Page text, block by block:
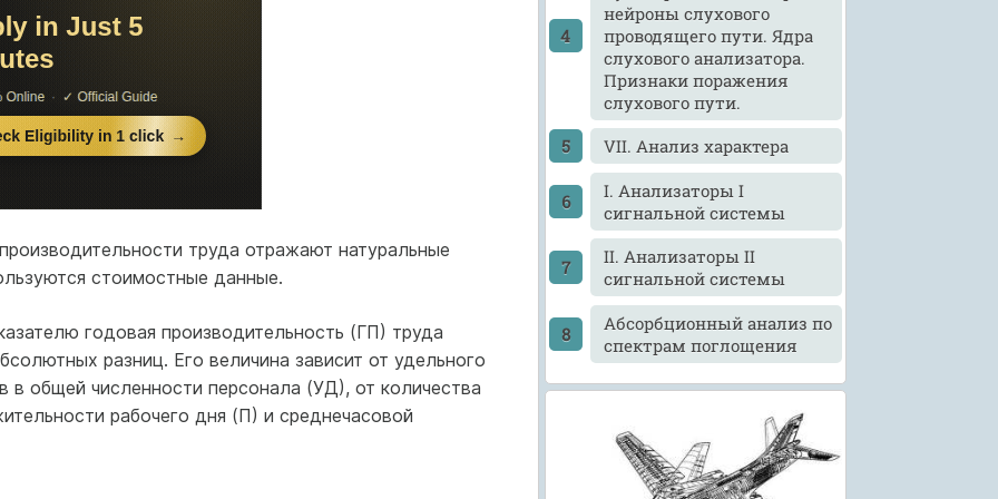
труда отражают натуральные
стоимостные данные.
годовая производительность (ГП) труда
разниц. Его величина зависит от удельного
в общей численности персонала (УД), от количества
рабочего дня (П) и среднечасовой
нейроны слухового
проводящего пути. Ядра
слухового анализатора.
Признаки поражения
слухового пути.
VII. Анализ характера
І. Анализаторы І
сигнальной системы
ІІ. Анализаторы ІІ
сигнальной системы
Абсорбционный анализ по
спектрам поглощения